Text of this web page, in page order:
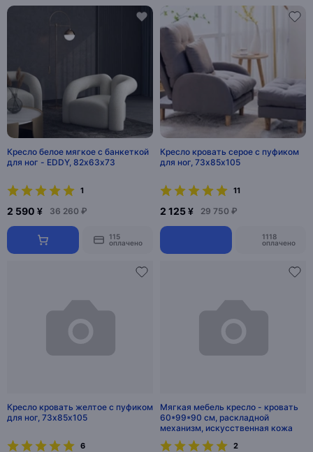
Кресло белое мягкое с банкеткой
для ног - EDDY, 82х63х73
1
2 590 ¥ 36 260 ₽
115
оплачено
Кресло кровать серое с пуфиком
для ног, 73х85х105
11
2 125 ¥ 29 750 ₽
1118
оплачено
Кресло кровать желтое с пуфиком
для ног, 73х85х105
6
Мягкая мебель кресло - кровать
60*99*90 см, раскладной
механизм, искусственная кожа
2